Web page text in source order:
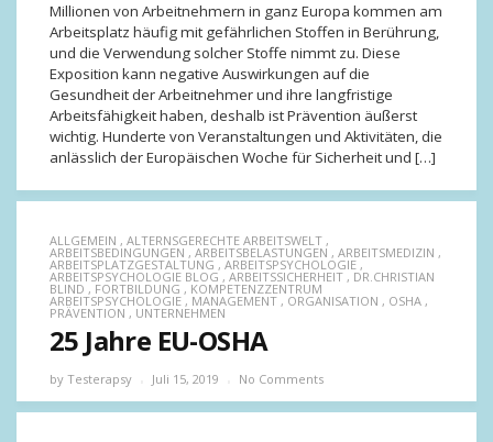
Millionen von Arbeitnehmern in ganz Europa kommen am
Arbeitsplatz häufig mit gefährlichen Stoffen in Berührung,
und die Verwendung solcher Stoffe nimmt zu. Diese
Exposition kann negative Auswirkungen auf die
Gesundheit der Arbeitnehmer und ihre langfristige
Arbeitsfähigkeit haben, deshalb ist Prävention äußerst
wichtig. Hunderte von Veranstaltungen und Aktivitäten, die
anlässlich der Europäischen Woche für Sicherheit und […]
ALLGEMEIN , ALTERNSGERECHTE ARBEITSWELT ,
ARBEITSBEDINGUNGEN , ARBEITSBELASTUNGEN , ARBEITSMEDIZIN ,
ARBEITSPLATZGESTALTUNG , ARBEITSPSYCHOLOGIE ,
ARBEITSPSYCHOLOGIE BLOG , ARBEITSSICHERHEIT , DR.CHRISTIAN
BLIND , FORTBILDUNG , KOMPETENZZENTRUM
ARBEITSPSYCHOLOGIE , MANAGEMENT , ORGANISATION , OSHA ,
PRÄVENTION , UNTERNEHMEN
25 Jahre EU-OSHA
by Testerapsy Juli 15, 2019 No Comments